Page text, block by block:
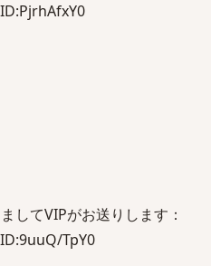
してVIPがお送りします：
TpY0